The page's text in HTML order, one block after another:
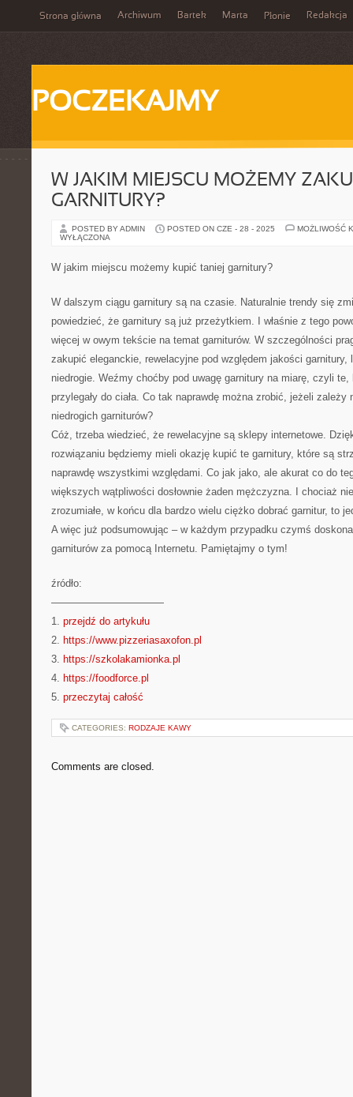
Strona główna Archiwum Bartek Marta Płonie Redakcja
POCZEKAJMY
W JAKIM MIEJSCU MOŻEMY
GARNITURY?
POSTED BY ADMIN POSTED ON CZE - 28 - 2025
MOŻLIWOŚĆ
WYŁĄCZONA
W jakim miejscu możemy kupić taniej garnitury?
W dalszym ciągu garnitury są na czasie. Naturalnie trendy się
powiedzieć, że garnitury są już przeżytkiem. I właśnie z tego
więcej w owym tekście na temat garniturów. W szczególności
zakupić eleganckie, rewelacyjne pod względem jakości garnitury,
niedrogie. Weźmy choćby pod uwagę garnitury na miarę, czyli te,
przylegały do ciała. Co tak naprawdę można zrobić, jeżeli zależy
niedrogich garniturów?
Cóż, trzeba wiedzieć, że rewelacyjne są sklepy internetowe.
rozwiązaniu będziemy mieli okazję kupić te garnitury, które są
naprawdę wszystkimi względami. Co jak jako, ale akurat co do
większych wątpliwości dosłownie żaden mężczyzna. I chociaż
zrozumiałe, w końcu dla bardzo wielu ciężko dobrać garnitur, to
A więc już podsumowując – w każdym przypadku czymś
garniturów za pomocą Internetu. Pamiętajmy o tym!
źródło:
———————————
1. przejdź do artykułu
2. https://www.pizzeriasaxofon.pl
3. https://szkolakamionka.pl
4. https://foodforce.pl
5. przeczytaj całość
CATEGORIES: RODZAJE KAWY
Comments are closed.